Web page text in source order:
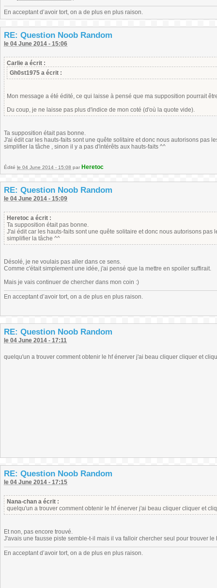
En acceptant d’avoir tort, on a de plus en plus raison.
RE: Question Noob Random
le 04 June 2014 - 15:06
Carlie a écrit :
Gh0st1975 a écrit :
Mon message a été édité, ce qui laisse à pensé que ma supposition pourrait
Du coup, je ne laisse pas plus d'indice de mon coté (d'où la quote vide).
Ta supposition était pas bonne.
J'ai édit car les hauts-faits sont une quête solitaire et donc nous autorisons pas
simplifier la tâche , sinon il y a pas d'intérêts aux hauts-faits ^^
Édité le 04 June 2014 - 15:08 par Heretoc
RE: Question Noob Random
le 04 June 2014 - 15:09
Heretoc a écrit :
Ta supposition était pas bonne.
J'ai édit car les hauts-faits sont une quête solitaire et donc nous autorisons
simplifier la tâche ^^
Désolé, je ne voulais pas aller dans ce sens.
Comme c'était simplement une idée, j'ai pensé que la mettre en spoiler suffirait.
Mais je vais continuer de chercher dans mon coin :)
En acceptant d’avoir tort, on a de plus en plus raison.
RE: Question Noob Random
le 04 June 2014 - 17:11
quelqu'un a trouver comment obtenir le hf énerver j'ai beau cliquer cliquer et
RE: Question Noob Random
le 04 June 2014 - 17:15
Nana-chan a écrit :
quelqu'un a trouver comment obtenir le hf énerver j'ai beau cliquer cliquer et
Et non, pas encore trouvé.
J'avais une fausse piste semble-t-il mais il va falloir chercher seul pour trouver
En acceptant d’avoir tort, on a de plus en plus raison.